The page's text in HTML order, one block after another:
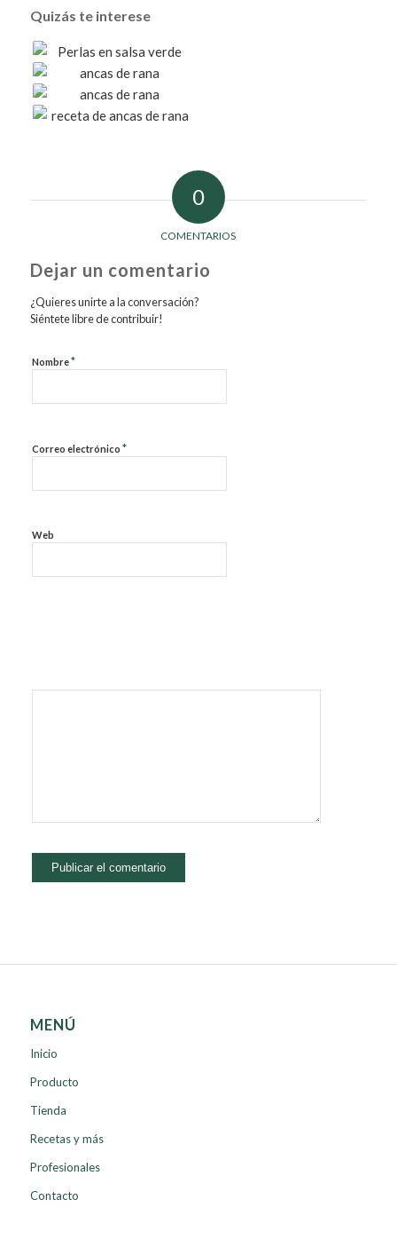
Quizás te interese
0
COMENTARIOS
Dejar un comentario
¿Quieres unirte a la conversación?
Siéntete libre de contribuir!
Nombre*
Correo electrónico *
Web
MENÚ
Inicio
Producto
Tienda
Recetas y más
Profesionales
Contacto